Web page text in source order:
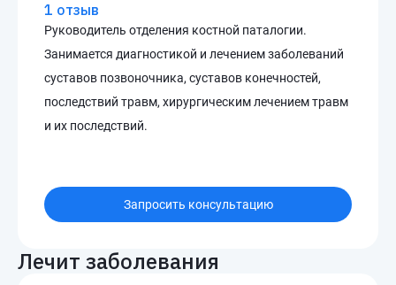
1 отзыв
Руководитель отделения костной паталогии.
Занимается диагностикой и лечением заболеваний
суставов позвоночника, суставов конечностей,
последствий травм, хирургическим лечением травм
и их последствий.
Запросить консультацию
Лечит заболевания